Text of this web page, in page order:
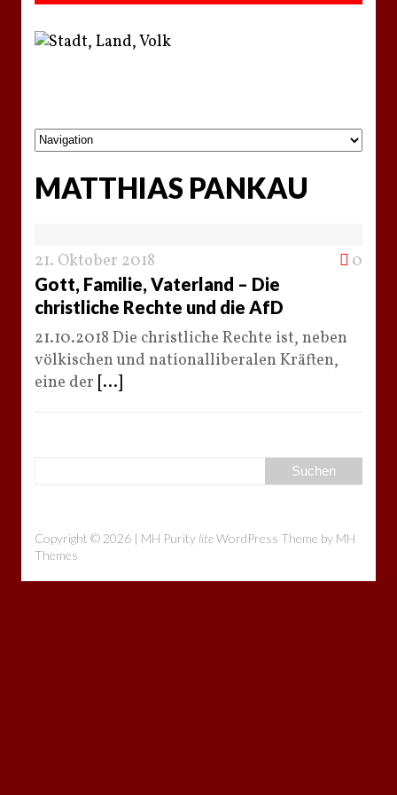
MATTHIAS PANKAU
21. Oktober 2018 0
Gott, Familie, Vaterland – Die
christliche Rechte und die AfD
21.10.2018 Die christliche Rechte ist, neben
völkischen und nationalliberalen Kräften,
eine der [...]
Copyright © 2026 | MH Purity liteWordPress Theme by MH
Themes